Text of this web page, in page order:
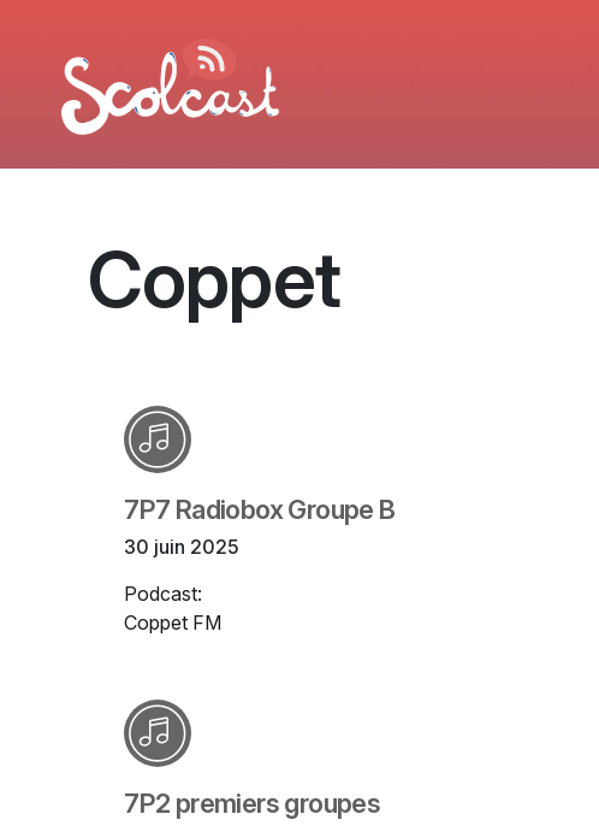
Coppet
7P7 Radiobox Groupe B
30 juin 2025
Podcast:
Coppet FM
7P2 premiers groupes